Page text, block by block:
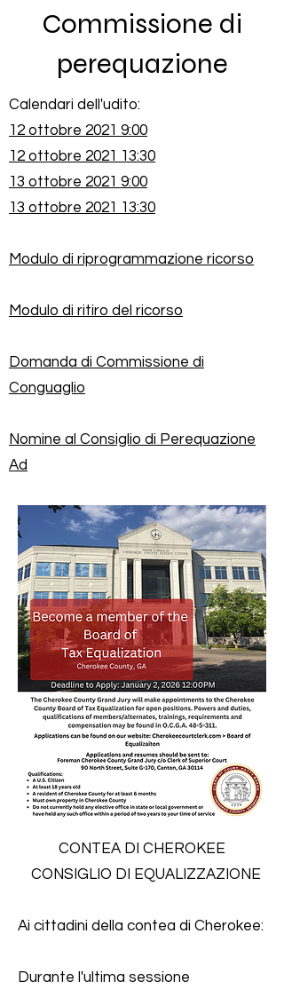
Commissione di
perequazione
Calendari dell'udito:
12 ottobre 2021 9:00
12 ottobre 2021 13:30
13 ottobre 2021 9:00
13 ottobre 2021 13:30
Modulo di riprogrammazione ricorso
Modulo di ritiro del ricorso
Domanda di Commissione di
Conguaglio
Nomine al Consiglio di Perequazione
Ad
CONTEA DI CHEROKEE
CONSIGLIO DI EQUALIZZAZIONE
Ai cittadini della contea di Cherokee:
Durante l'ultima sessione